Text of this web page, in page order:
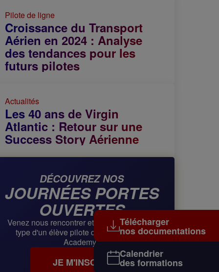
Télécharger
nos documentations
Calendrier
des formations
Pilote de ligne
Croissance du Transport
Aérien en 2024 : Analyse
des tendances pour les
futurs pilotes
Actualités
Les 40 ans de Virgin
Atlantic : Retour sur une
Success Story Aérienne
DÉCOUVREZ NOS
JOURNÉES PORTES
OUVERTES
Venez nous rencontrer et vivre une journée
type d'un élève pilote de chez Mermoz
Academy !
JE M'INSCRIS